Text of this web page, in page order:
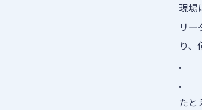
現場
リ
り、
.
.
たと